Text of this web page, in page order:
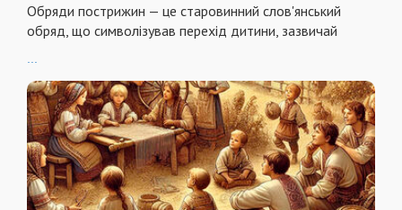
Обряди пострижин — це старовинний слов'янський
обряд, що символізував перехід дитини, зазвичай